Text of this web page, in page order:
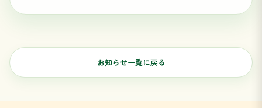
お知らせ一覧に戻る